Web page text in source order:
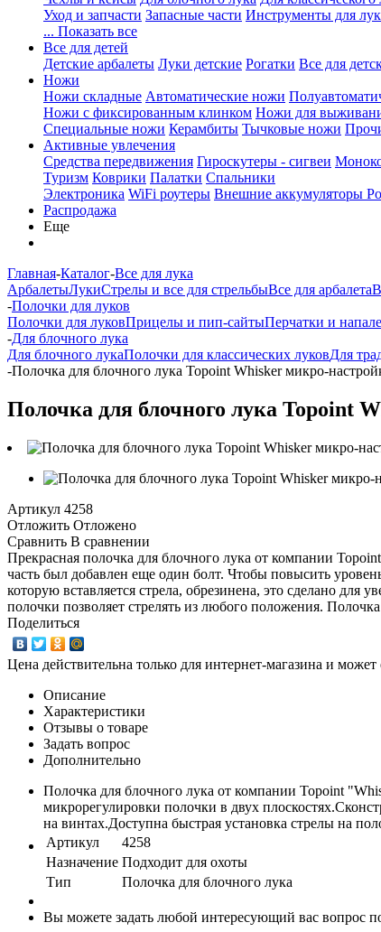
Уход и запчасти Запасные части Инструменты для
... Показать все
Все для детей
Детские арбалеты Луки детские Рогатки Все для
Ножи
Ножи складные Автоматические ножи
Ножи с фиксированным клинком Ножи для
Специальные ножи Керамбиты Тычковые ножи
Активные увлечения
Средства передвижения Гироскутеры - сигвеи
Туризм Коврики Палатки Спальники
Электроника WiFi роутеры Внешние аккумуляторы
Распродажа
Еще
Главная-Каталог-Все для лука
АрбалетыЛукиСтрелы и все для стрельбыВсе для арбалета
-Полочки для луков
Полочки для луковПрицелы и пип-сайтыПерчатки и
-Для блочного лука
Для блочного лукаПолочки для классических луковДля
-Полочка для блочного лука Topoint Whisker микро-
Полочка для блочного лука Topoint
Артикул 4258
Отложить Отложено
Сравнить В сравнении
Прекрасная полочка для блочного лука от компании
часть был добавлен еще один болт. Чтобы повысить
которую вставляется стрела, обрезинена, это сделано
полочки позволяет стрелять из любого положения.
Поделиться
Цена действительна только для интернет-магазина и
Описание
Характеристики
Отзывы о товаре
Задать вопрос
Дополнительно
Полочка для блочного лука от компании Topoint
микрорегулировки полочки в двух
на винтах.Доступна быстрая установка стрелы на
Артикул
4258
Назначение Подходит для охоты
Тип
Полочка для блочного лука
Вы можете задать любой интересующий вас вопрос